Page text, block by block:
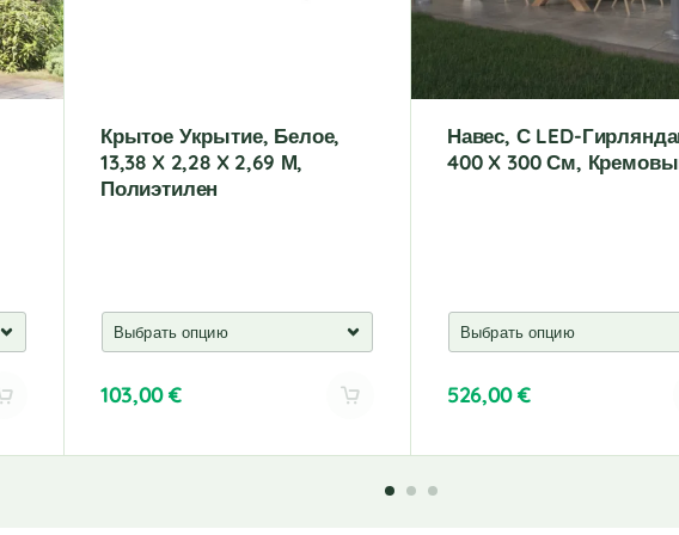
Крытое Укрытие, Белое,
13,38 X 2,28 X 2,69 М,
Полиэтилен
103,00€
l
Навес, С LED-
400 X 300 См,
526,00€
l